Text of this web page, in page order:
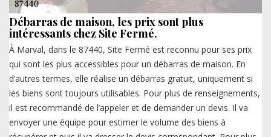
Débarras de maison, les prix sont plus
intéressants chez Site Fermé.
À Marval, dans le 87440, Site Fermé est reconnu pour ses prix
qui sont les plus accessibles pour un débarras de maison. En
d’autres termes, elle réalise un débarras gratuit, uniquement si
les biens sont toujours utilisables. Pour plus de renseignements,
il est recommandé de l’appeler et de demander un devis. Il va
envoyer une équipe pour estimer le volume des biens à